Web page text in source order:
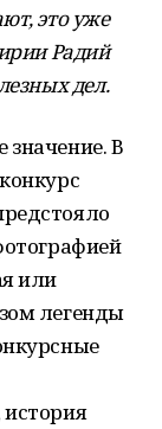
это уже
Радий
дел.
значение. В
или
легенды